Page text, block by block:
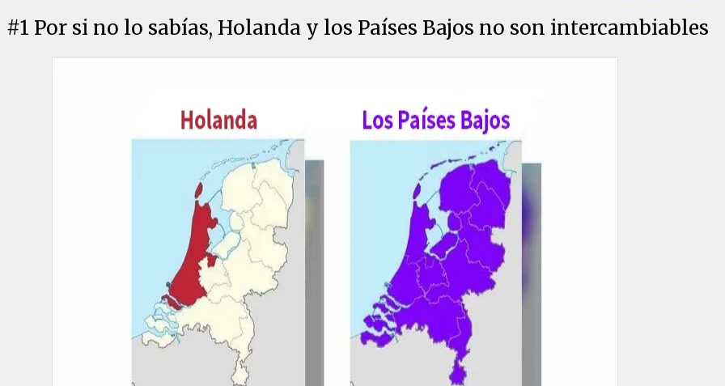
#1 Por si no lo sabías, Holanda y los Países Bajos no son intercambiables